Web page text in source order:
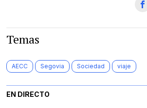
Temas
AECC Segovia Sociedad viaje
EN DIRECTO